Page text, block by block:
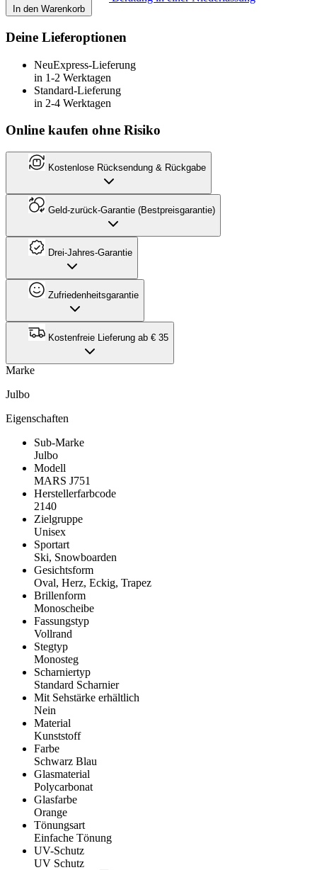
In den Warenkorb
Deine Lieferoptionen
NeuExpress-Lieferung
in 1-2 Werktagen
Standard-Lieferung
in 2-4 Werktagen
Online kaufen ohne Risiko
Kostenlose Rücksendung & Rückgabe
Geld-zurück-Garantie (Bestpreisgarantie)
Drei-Jahres-Garantie
Zufriedenheitsgarantie
Kostenfreie Lieferung ab € 35
Marke
Julbo
Eigenschaften
Sub-Marke
Julbo
Modell
MARS J751
Herstellerfarbcode
2140
Zielgruppe
Unisex
Sportart
Ski, Snowboarden
Gesichtsform
Oval, Herz, Eckig, Trapez
Brillenform
Monoscheibe
Fassungstyp
Vollrand
Stegtyp
Monosteg
Scharniertyp
Standard Scharnier
Mit Sehstärke erhältlich
Nein
Material
Kunststoff
Farbe
Schwarz Blau
Glasmaterial
Polycarbonat
Glasfarbe
Orange
Tönungsart
Einfache Tönung
UV-Schutz
UV Schutz